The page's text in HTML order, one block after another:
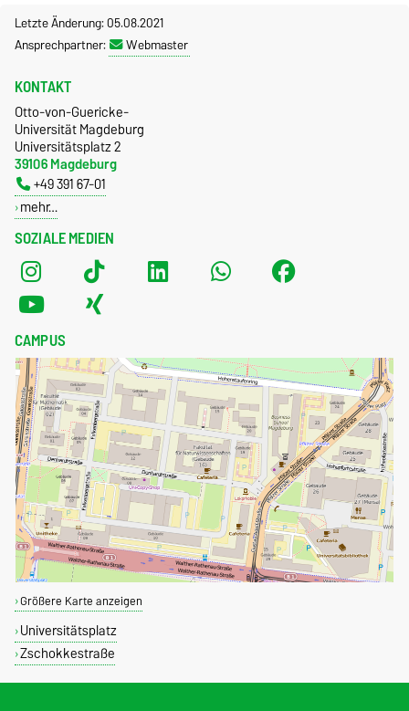
Letzte Änderung: 05.08.2021
Ansprechpartner:
Webmaster
SOZIALE MEDIEN
KONTAKT
Otto-von-Guericke-
Universität Magdeburg
Universitätsplatz 2
39106 Magdeburg
+49 391 67-01
mehr…
CAMPUS
Größere Karte anzeigen
Universitätsplatz
Zschokkestraße